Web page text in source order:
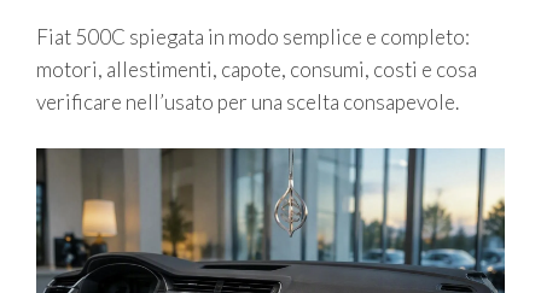
Fiat 500C spiegata in modo semplice e completo:
motori, allestimenti, capote, consumi, costi e cosa
verificare nell’usato per una scelta consapevole.